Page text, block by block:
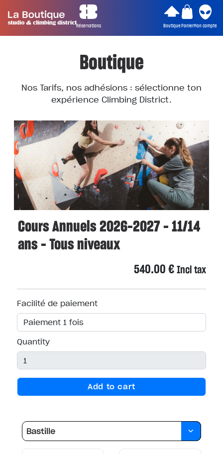
Boutique
Nos Tarifs, nos adhésions : sélectionne ton
expérience Climbing District.
Cours Annuels 2026-2027 - 11/14
ans - Tous niveaux
Bastille
540.00 € Incl tax
Facilité de paiement
Quantity
Add to cart
Mon compte
Panier
Boutique
Réservations